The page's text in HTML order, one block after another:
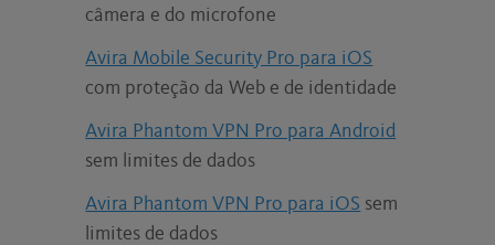
câmera e do microfone
Avira Mobile Security Pro para iOS
com proteção da Web e de identidade
Avira Phantom VPN Pro para Android
sem limites de dados
Avira Phantom VPN Pro para iOS sem
limites de dados